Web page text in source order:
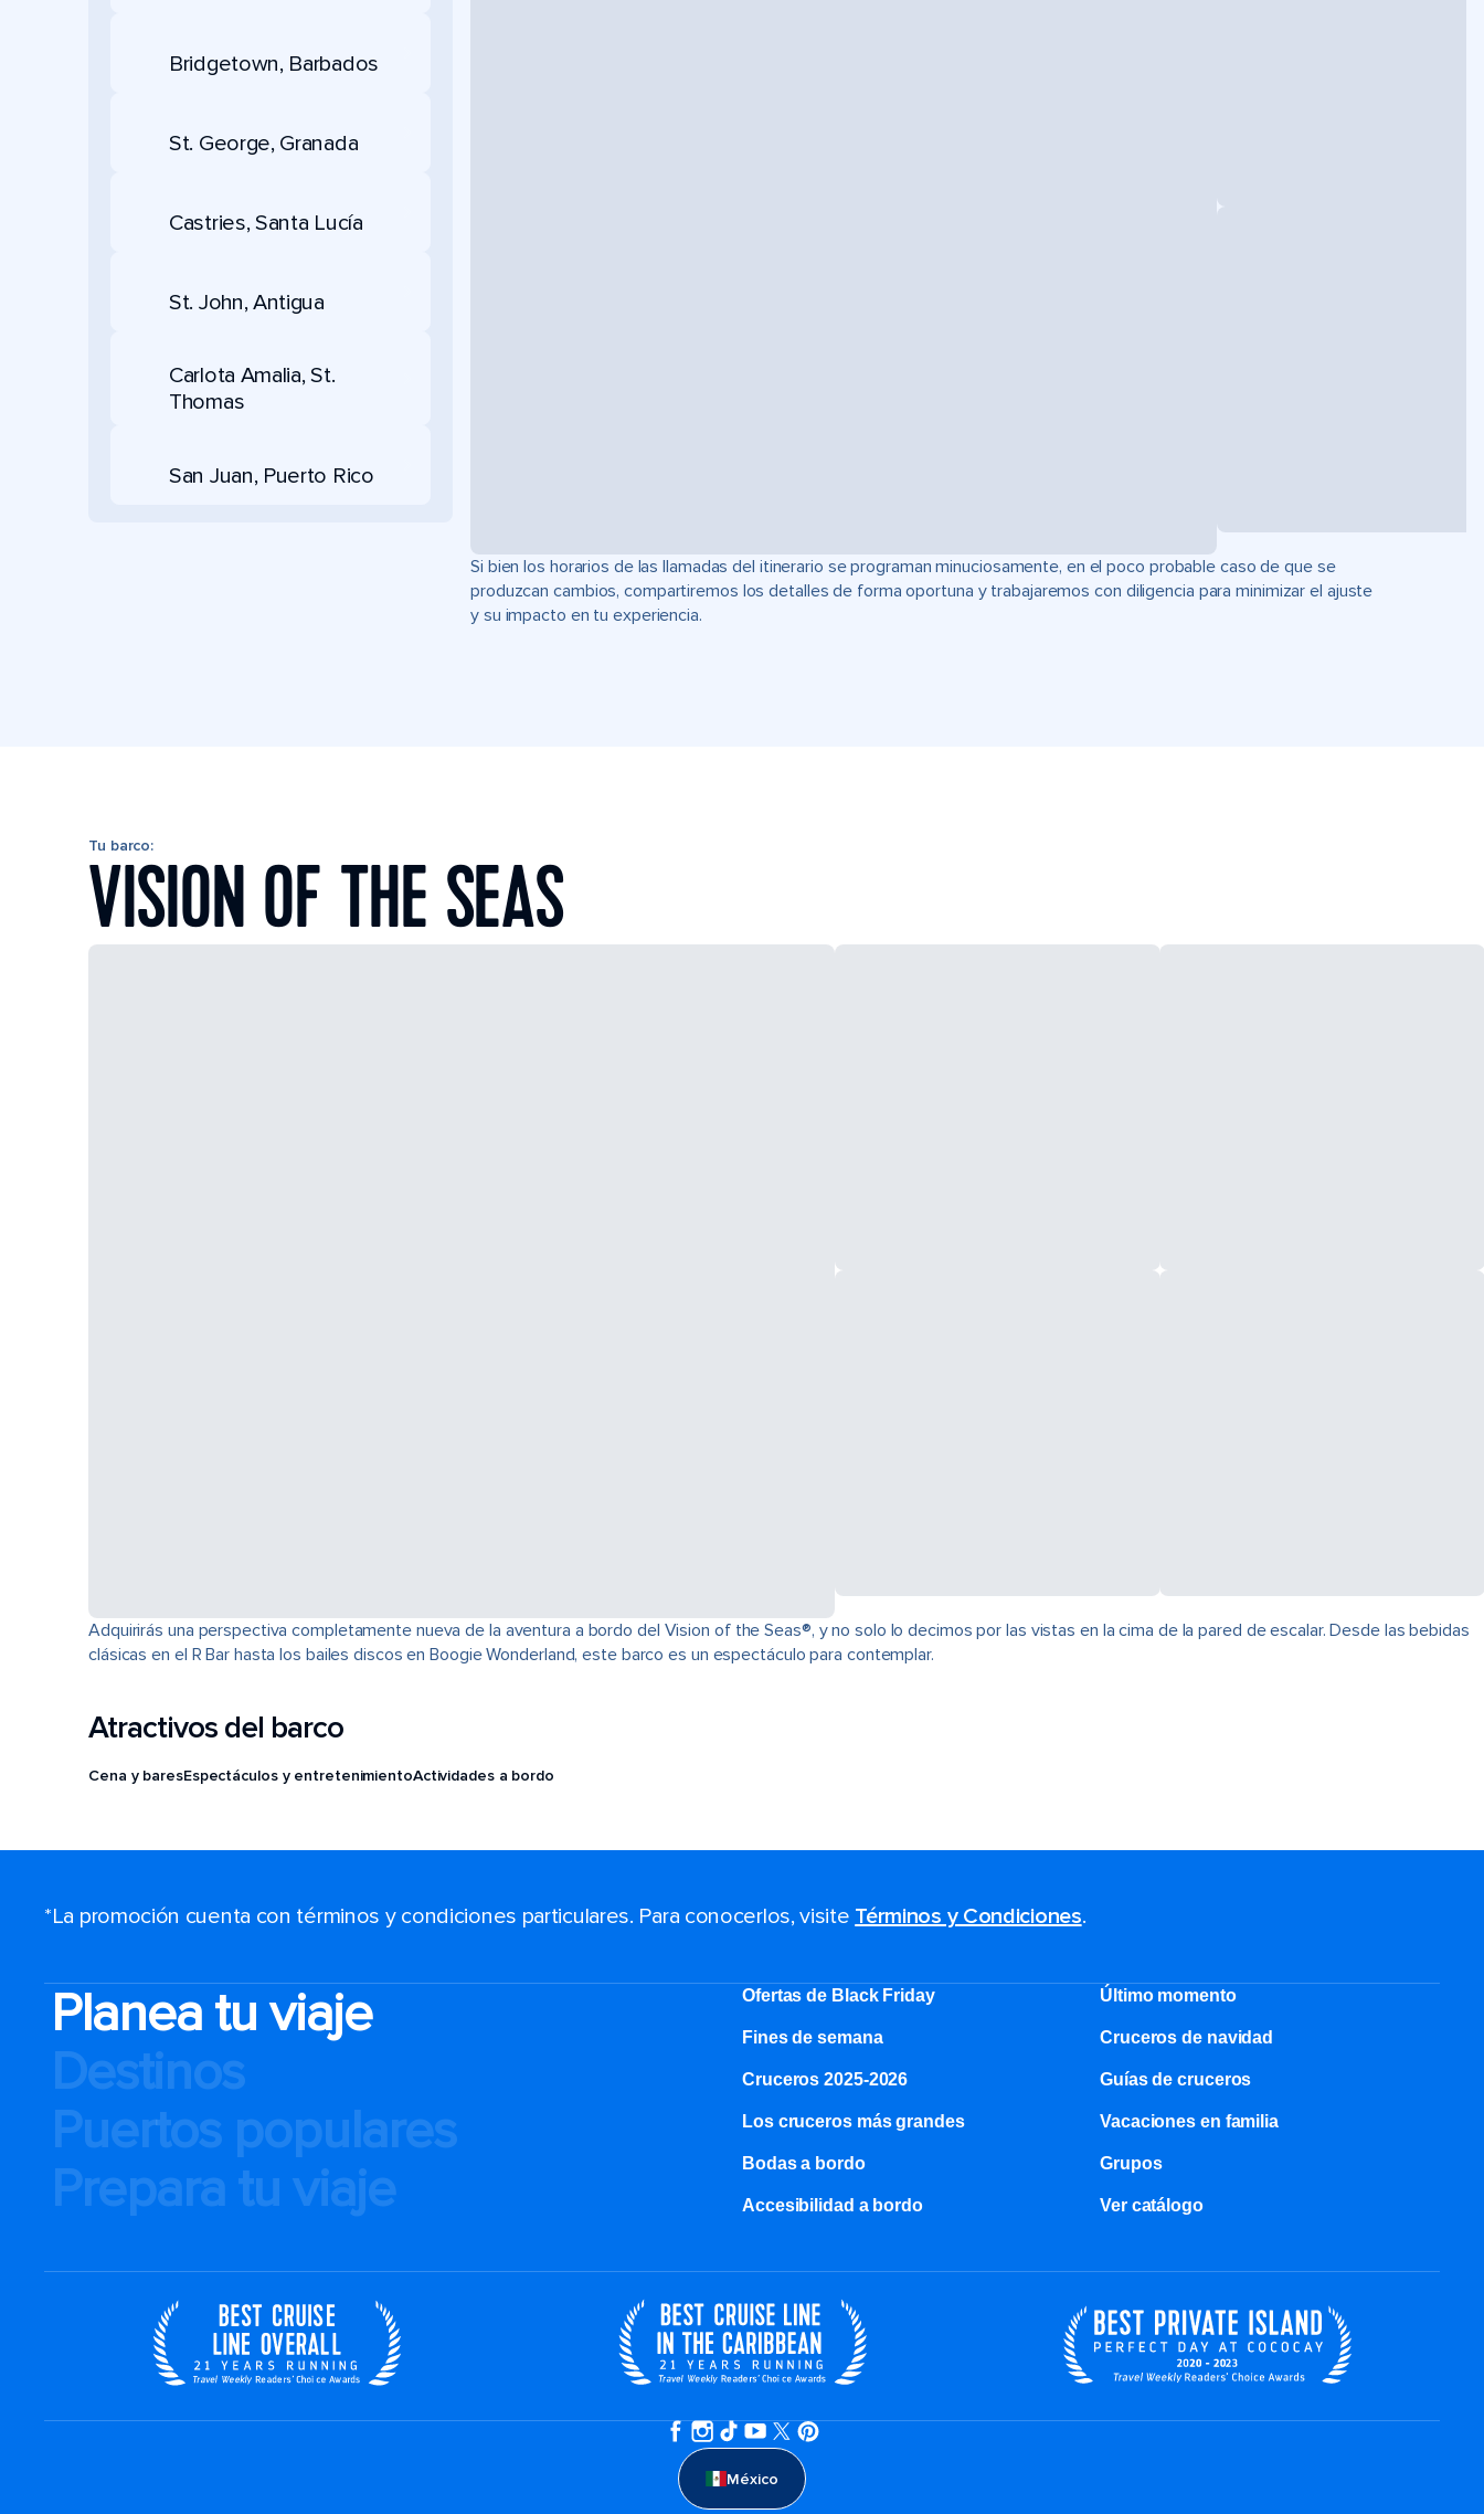
Bridgetown, Barbados
St. George, Granada
Castries, Santa Lucía
St. John, Antigua
Carlota Amalia, St.
Thomas
San Juan, Puerto Rico
Si bien los horarios de las llamadas del itinerario se programan minuciosamente, en el poco probable caso de que se
produzcan cambios, compartiremos los detalles de forma oportuna y trabajaremos con diligencia para minimizar el ajuste
y su impacto en tu experiencia.
Tu barco:
VISION OF THE SEAS
Adquirirás una perspectiva completamente nueva de la aventura a bordo del Vision of the Seas®, y no solo lo decimos por las vistas en la cima de la pared de escalar. Desde las bebidas
clásicas en el R Bar hasta los bailes discos en Boogie Wonderland, este barco es un espectáculo para contemplar.
Atractivos del barco
Cena y baresEspectáculos y entretenimientoActividades a bordo
*La promoción cuenta con términos y condiciones particulares. Para conocerlos, visite Términos y Condiciones.
Planea tu viaje
Destinos
Puertos populares
Prepara tu viaje
Ofertas de Black Friday Último momento
Fines de semana Cruceros de navidad
Cruceros 2025-2026 Guías de cruceros
Los cruceros más grandes Vacaciones en familia
Bodas a bordo Grupos
Accesibilidad a bordo Ver catálogo
México